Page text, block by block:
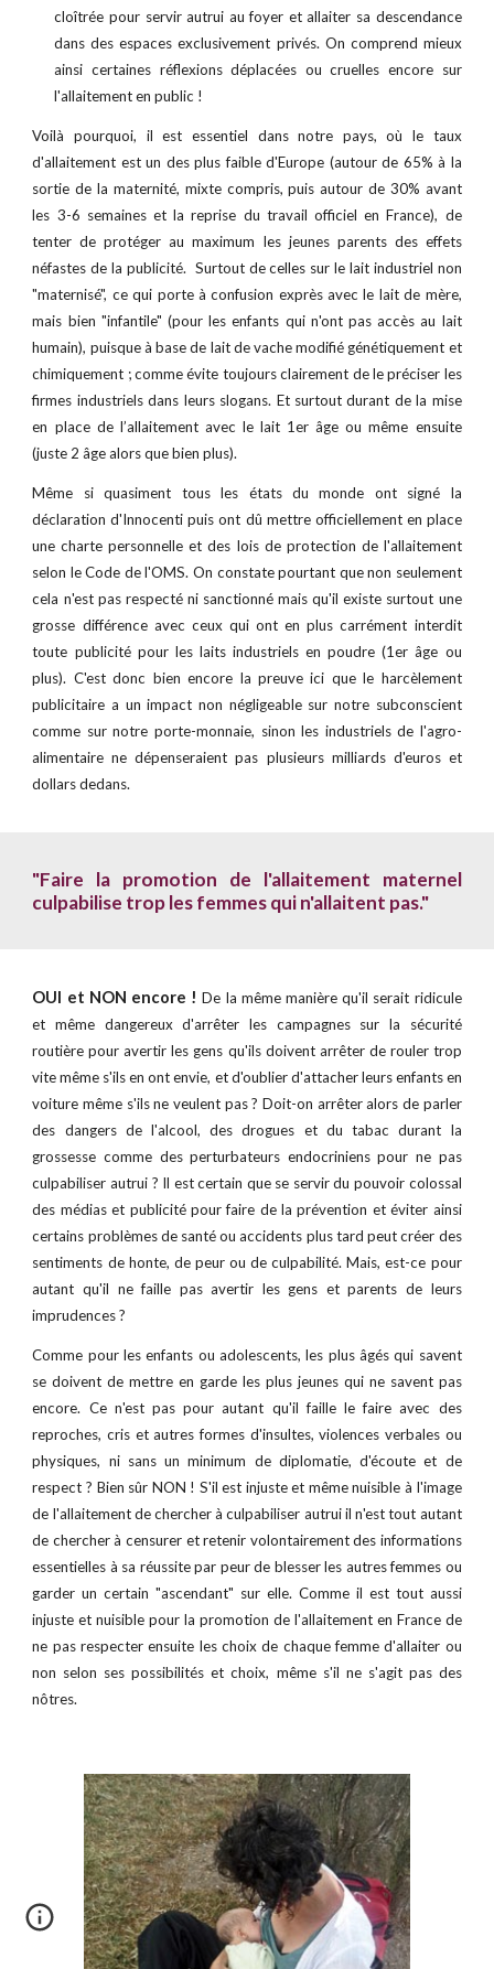
cloîtrée pour servir autrui au foyer et allaiter sa descendance
dans des espaces exclusivement privés. On comprend mieux
ainsi certaines réflexionsdéplacées ou cruelles encore sur
l'allaitement en public !
Voilà pourquoi, il est essentiel dans notre pays, où le taux
d'allaitement est un des plus faible d'Europe (autour de 65% à la
sortie de la maternité, mixte compris, puis autour de 30% avant
les 3-6 semaines et la reprise du travail officiel en France), de
tenter de protéger au maximum les jeunes parents des effets
néfastes de la publicité. Surtout de celles sur le lait industriel non
"maternisé", cequi porte à confusion exprès avec le lait de mère,
mais bien "infantile" (pour les enfants qui n'ont pas accèsau lait
humain), puisque à base de lait de vache modifié génétiquement et
chimiquement ;comme évite toujours clairement de le préciser les
firmes industriels dans leurs slogans. Etsurtout durant de la mise
en place de l’allaitement avec le lait 1er âge ou même ensuite
(juste 2 âge alors que bien plus).
Même si quasiment tousles états du monde ont signé la
déclaration d'Innocenti puis ont dû mettre officiellement en place
une charte personnelle et des lois de protection de l'allaitement
selon leCode de l'OMS. On constate pourtant que non seulement
cela n'est pas respecté ni sanctionné maisqu'il existe surtout une
grosse différence avec ceux quiont en plus carrément interdit
toute publicité pour les laits industriels en poudre (1er âge ou
plus). C'est donc bien encore la preuve ici que le harcèlement
publicitaire a un impact non négligeable sur notre subconscient
comme sur notre porte-monnaie, sinon les industriels de l'agro-
alimentaire ne dépenseraient pas plusieurs milliards d'euroset
dollars dedans.
"Faire la promotion de l'allaitement maternel
culpabilise trop les femmes qui n'allaitent pas."
OUI et NON encore ! De la même manière qu'il serait ridicule
et même dangereux d'arrêter les campagnes sur la sécurité
routière pour avertir les gens qu'ils doivent arrêter de rouler trop
vite même s'ils en ont envie, et d'oublier d'attacher leurs enfants en
voiture même s'ils ne veulent pas ? Doit-on arrêter alors de parler
des dangers de l'alcool, des drogues et du tabac durant la
grossesse comme des perturbateurs endocriniens pour ne pas
culpabiliser autrui ? Il est certain que se servir du pouvoir colossal
des médias et publicité pour faire de la prévention et éviter ainsi
certains problèmes de santé ou accidents plus tard peut créer des
sentiments de honte, de peur ou de culpabilité. Mais, est-ce pour
autant qu'il ne faille pas avertir les gens et parents de leurs
imprudences ?
Comme pour les enfants ou adolescents, les plus âgés qui savent
se doivent de mettre en garde les plus jeunes qui ne savent pas
encore. Ce n'est pas pour autant qu'il faille le faire avec des
reproches, cris et autres formes d'insultes, violences verbales ou
physiques, ni sans un minimum de diplomatie, d'écoute et de
respect ? Bien sûr NON ! S'il est injuste et même nuisible à l'image
de l'allaitement de chercher à culpabiliser autrui il n'est tout autant
de chercher à censurer et retenir volontairement des informations
essentielles à sa réussite par peur de blesser les autres femmes ou
garder un certain "ascendant" sur elle. Comme il est tout aussi
injuste et nuisible pour la promotion de l'allaitement en France de
ne pas respecter ensuite les choix de chaque femme d'allaiter ou
non selon ses possibilités et choix, même s'il ne s'agit pas des
nôtres.